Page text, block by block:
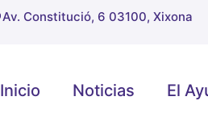
Av. Constitució, 6 03100, Xixona
Inicio Noticias El